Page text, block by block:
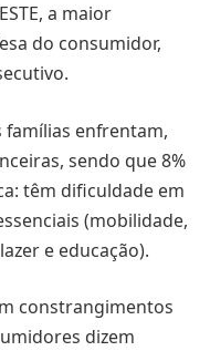
a maior
do consumidor,
famílias enfrentam,
sendo que 8%
têm dificuldade em
(mobilidade,
e educação).
constrangimentos
dizem